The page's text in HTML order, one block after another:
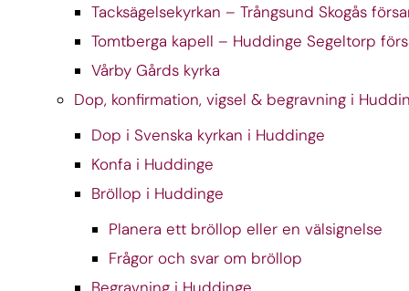
Tacksägelsekyrkan – Trångsund Skogås
Tomtberga kapell – Huddinge Segeltorp
Vårby Gårds kyrka
Dop, konfirmation, vigsel & begravning i
Dop i Svenska kyrkan i Huddinge
Konfa i Huddinge
Bröllop i Huddinge
Planera ett bröllop eller en välsignelse
Frågor och svar om bröllop